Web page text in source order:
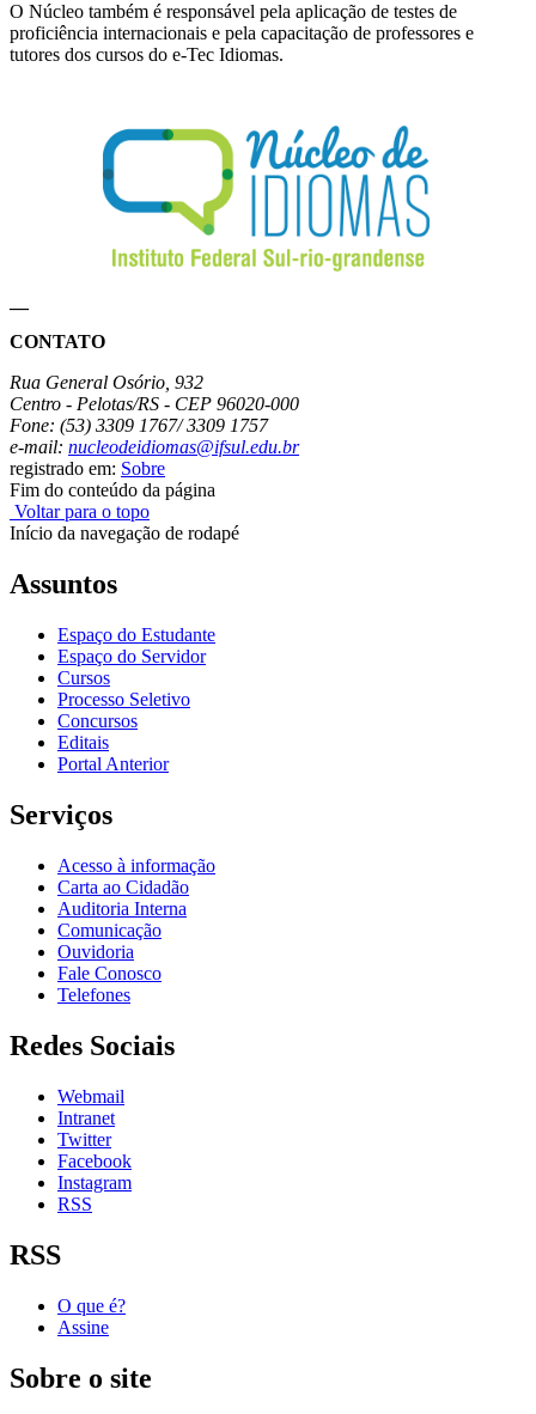
O Núcleo também é responsável pela aplicação de testes de
proficiência internacionais e pela capacitação de professores e
tutores dos cursos do e-Tec Idiomas.
CONTATO
Rua General Osório, 932
Centro - Pelotas/RS - CEP 96020-000
Fone: (53) 3309 1767/ 3309 1757
e-mail: nucleodeidiomas@ifsul.edu.br
registrado em: Sobre
Fim do conteúdo da página
Voltar para o topo
Início da navegação de rodapé
Assuntos
Espaço do Estudante
Espaço do Servidor
Cursos
Processo Seletivo
Concursos
Editais
Portal Anterior
Serviços
Acesso à informação
Carta ao Cidadão
Auditoria Interna
Comunicação
Ouvidoria
Fale Conosco
Telefones
Redes Sociais
Webmail
Intranet
Twitter
Facebook
Instagram
RSS
RSS
O que é?
Assine
Sobre o site